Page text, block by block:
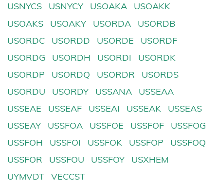
USNYCS
USNYCY USOAKA
USOAKK
USOAKS
USOAKY USORDA
USORDB
USORDC
USORDD USORDE
USORDF
USORDG
USORDH USORDI
USORDK
USORDP
USORDQ USORDR
USORDS
USORDU
USORDY USSANA
USSEAA
USSEAE
USSEAF USSEAI USSEAK
USSEAS
USSEAY
USSFOA USSFOE USSFOF
USSFOG
USSFOH
USSFOI USSFOK USSFOP
USSFOQ
USSFOR
USSFOU USSFOY
USXHEM
UYMVDT
VECCST